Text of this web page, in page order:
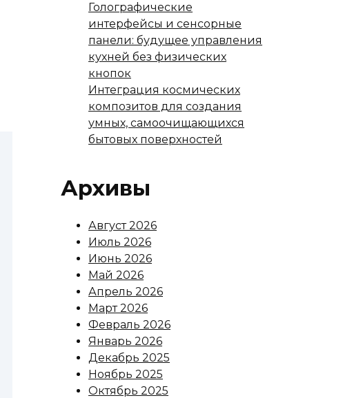
Голографические
интерфейсы и сенсорные
панели: будущее управления
кухней без физических
кнопок
Интеграция космических
композитов для создания
умных, самоочищающихся
бытовых поверхностей
Архивы
Август 2026
Июль 2026
Июнь 2026
Май 2026
Апрель 2026
Март 2026
Февраль 2026
Январь 2026
Декабрь 2025
Ноябрь 2025
Октябрь 2025